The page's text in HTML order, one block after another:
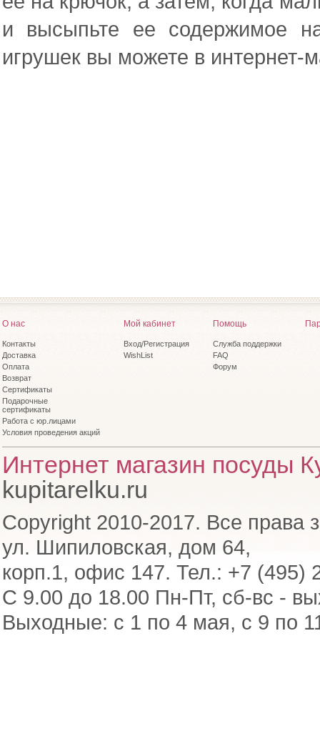
и высыпьте ее содержимое
игрушек вы можете в интернет-
О нас
Контакты
Доставка
Оплата
Возврат
Сертификаты
Подарочные
сертификаты
Работа с юр.лицами
Условия проведения акций
Мой кабинет
Вход/Регистрация
WishList
Помощь
Служба поддержки
FAQ
Форум
Интернет магазин посуды
kupitarelku.ru
Copyright 2010-2017. Все права
ул. Шипиловская, дом 64,
корп.1, офис 147. Тел.: +7 (495)
С 9.00 до 18.00 Пн-Пт, сб-вс -
Выходные: с 1 по 4 мая, с 9 по